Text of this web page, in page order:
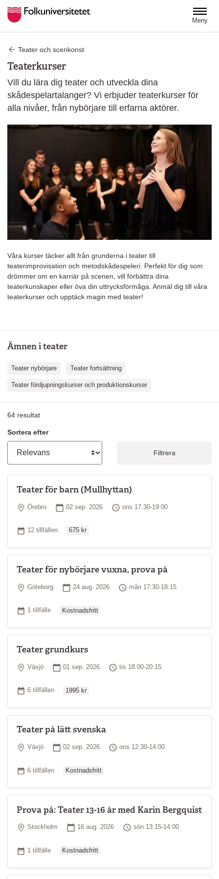
Meny
Teater och scenkonst
Teaterkurser
Vill du lära dig teater och utveckla dina
skådespelartalanger? Vi erbjuder teaterkurser för
alla nivåer, från nybörjare till erfarna aktörer.
Våra kurser täcker allt från grunderna i teater till
teaterimprovisation och metodskådespeleri. Perfekt för dig som
drömmer om en karriär på scenen, vill förbättra dina
teaterkunskaper eller öva din uttrycksförmåga. Anmäl dig till våra
teaterkurser och upptäck magin med teater!
Ämnen i teater
Teater nybörjare Teater fortsättning
Teater fördjupningskurser och produktionskurser
64 resultat
Sortera efter
Filtrera
Teater för barn (Mullhyttan)
Plats
Örebro Startdatum
02 sep. 2026 Tid
ons 17:30-19:00
Antal tillfällen
12 tillfällen 675 kr
Teater för nybörjare vuxna, prova på
Plats
Göteborg Startdatum
24 aug. 2026 Tid
mån 17:30-18:15
Antal tillfällen
1 tillfälle Kostnadsfritt
Teater grundkurs
Plats
Växjö Startdatum
01 sep. 2026 Tid
tis 18:00-20:15
Antal tillfällen
6 tillfällen 1995 kr
Teater på lätt svenska
Plats
Växjö Startdatum
02 sep. 2026 Tid
ons 12:30-14:00
Antal tillfällen
6 tillfällen Kostnadsfritt
Prova på: Teater 13-16 år med Karin Bergquist
Plats
Stockholm Startdatum
16 aug. 2026 Tid
sön 13:15-14:00
Antal tillfällen
1 tillfälle Kostnadsfritt